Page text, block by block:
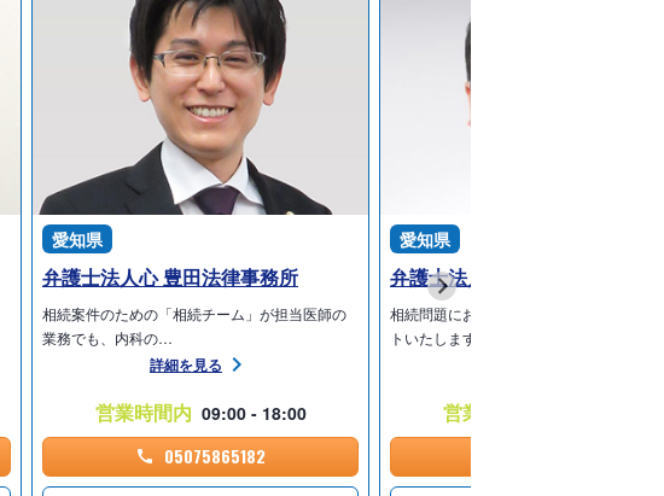
愛知県
弁護士法人心 豊田法律事務所
相続案件のための「相続チーム」が担当医師の
業務でも、内科の…
詳細を見る
営業時間内 09:00 - 18:00
05075865182
愛知県
相続問題における「精神的なケア」まで
トいたします愛知…
営業時間外